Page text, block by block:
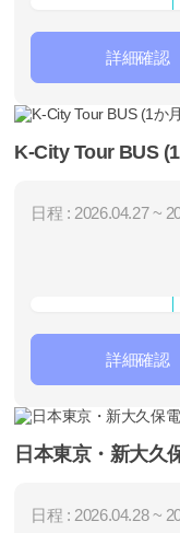
詳細確認
K-City Tour BUS
日程 : 2026.04.27 ~
詳細確認
日本東京・新大久
日程 : 2026.04.28 ~